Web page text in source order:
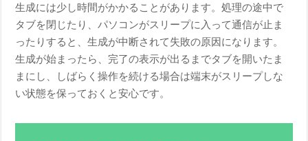
生成には少し時間がかかることがあります。処理の途中で
タブを閉じたり、パソコンがスリープに入って通信が止ま
ったりすると、生成が中断されて失敗の原因になります。
生成が始まったら、完了の表示が出るまでタブを開いたま
まにし、しばらく操作を続ける場合は端末がスリープしな
い状態を保っておくと安心です。